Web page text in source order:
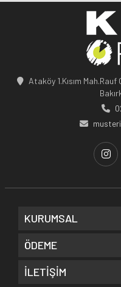
Ataköy 1.Kısım
KURUMSAL
ÖDEME
İLETİŞİM